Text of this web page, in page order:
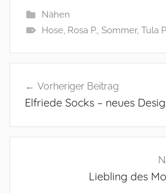
Nähen
Hose, Rosa P. Sommer, Tula
Vorheriger Beitrag
Elfriede Socks – neues
Liebling des